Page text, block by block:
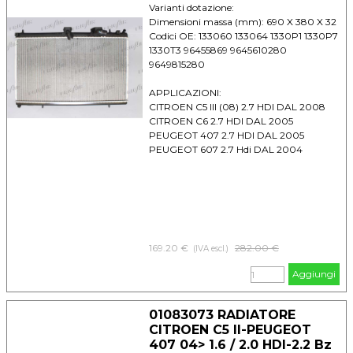
Varianti dotazione:
Dimensioni massa (mm): 690 X 380 X 32
Codici OE: 133060 133064 1330P1 1330P7
1330T3 96455869 9645610280
9649815280
APPLICAZIONI:
CITROEN C5 III (08) 2.7 HDI DAL 2008
CITROEN C6 2.7 HDI DAL 2005
PEUGEOT 407 2.7 HDI DAL 2005
PEUGEOT 607 2.7 Hdi DAL 2004
169.20 € (IVA escl.) Prezzo senza sconto
282.00 €
Aggiungi
01083073 RADIATORE
CITROEN C5 II-PEUGEOT
407 04> 1.6 / 2.0 HDI-2.2 Bz